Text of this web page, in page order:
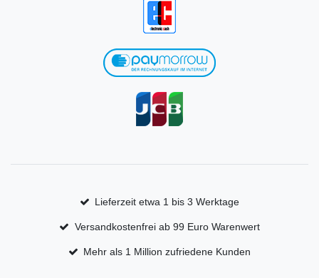
Lieferzeit etwa 1 bis 3 Werktage
Versandkostenfrei ab 99 Euro Warenwert
Mehr als 1 Million zufriedene Kunden